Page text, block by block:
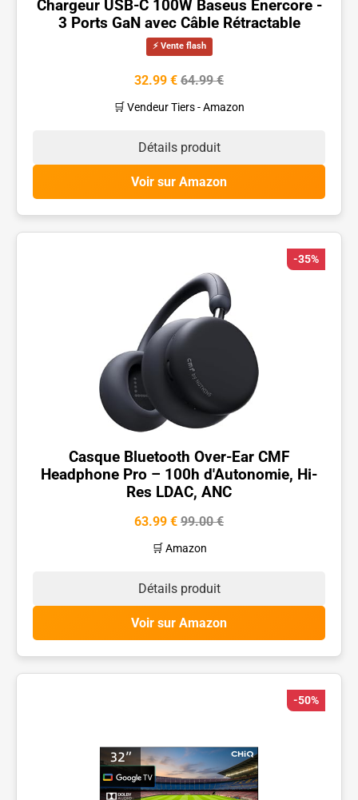
Chargeur USB-C 100W Baseus Enercore -
3 Ports GaN avec Câble Rétractable
⚡ Vente flash
32.99 € 64.99 €
🛒 Vendeur Tiers - Amazon
Détails produit
Voir sur Amazon
-35%
Casque Bluetooth Over-Ear CMF
Headphone Pro – 100h d'Autonomie, Hi-
Res LDAC, ANC
63.99 € 99.00 €
🛒 Amazon
Détails produit
Voir sur Amazon
-50%